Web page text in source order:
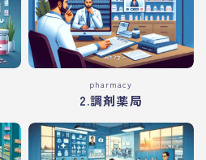
pharmacy
2.調剤薬局